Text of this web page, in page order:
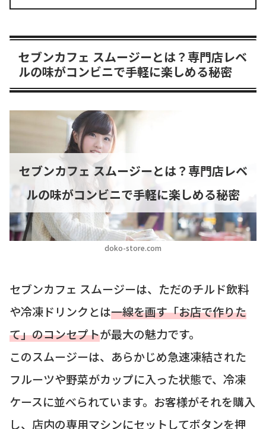
セブンカフェ スムージーとは？専門店レベ
ルの味がコンビニで手軽に楽しめる秘密
doko-store.com
セブンカフェ スムージーとは？専門店レベ
ルの味がコンビニで手軽に楽しめる秘密
セブンカフェ スムージーは、ただのチルド飲料
や冷凍ドリンクとは一線を画す「お店で作りた
て」のコンセプトが最大の魅力です。
このスムージーは、あらかじめ急速凍結された
フルーツや野菜がカップに入った状態で、冷凍
ケースに並べられています。お客様がそれを購入
し、店内の専用マシンにセットしてボタンを押